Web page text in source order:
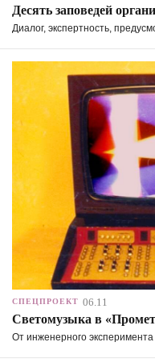
Десять заповедей
Диалог, экспертность,
СПЕЦПРОЕКТ 06.11
Светомузыка в
От инженерного эксперимента